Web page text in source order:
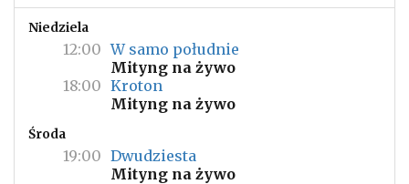
Niedziela
12:00 W samo południe
Mityng na żywo
18:00 Kroton
Mityng na żywo
Środa
19:00 Dwudziesta
Mityng na żywo